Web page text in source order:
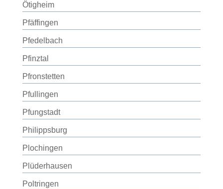
Ötigheim
Pfäffingen
Pfedelbach
Pfinztal
Pfronstetten
Pfullingen
Pfungstadt
Philippsburg
Plochingen
Plüderhausen
Poltringen